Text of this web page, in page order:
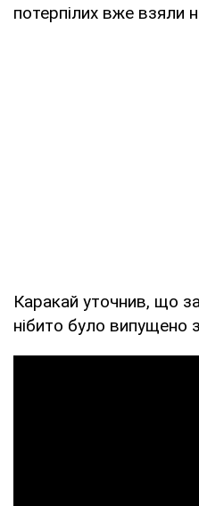
потерпілих вже взяли
Каракай уточнив, що
нібито було випущено